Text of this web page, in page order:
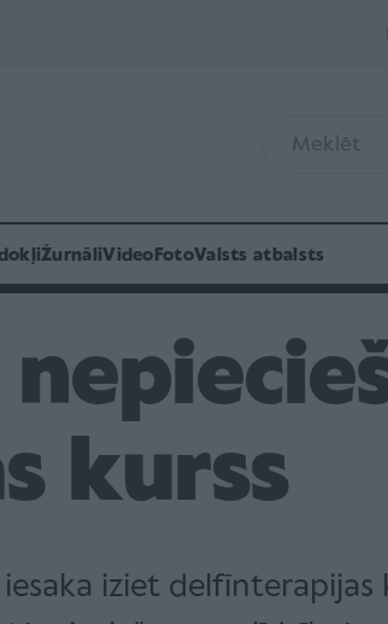
ŽurnāliVideo FotoValsts atbalsts
kurss
iziet delfīnterapijas